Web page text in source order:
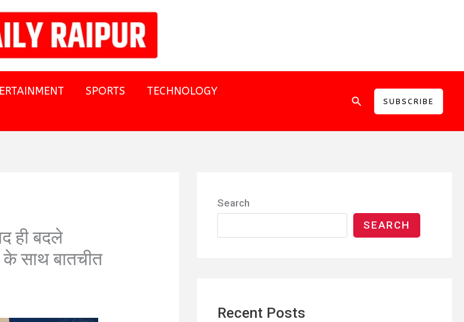
SPORTS
TECHNOLOGY
SearchSUBSCRIBE
ही बदले
के साथ बातचीत
Search
SEARCH
Recent Posts